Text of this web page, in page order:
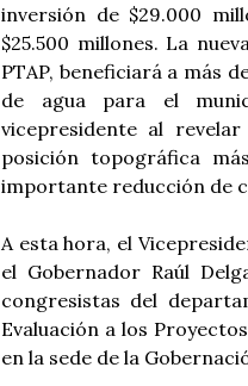
inversión de $29.000
$25.500 millones. La
PTAP, beneficiará a más
de agua para el
vicepresidente al
posición topográfica
importante reducción de
A esta hora, el
el Gobernador Raúl
congresistas del
Evaluación a los
en la sede de la